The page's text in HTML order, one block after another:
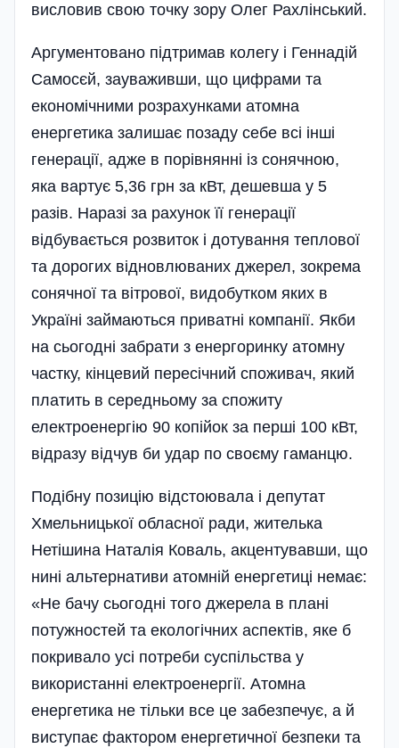
висловив свою точку зору Олег Рахлін­ський.
Аргументовано підтримав колегу і Геннадій
Самосєй, зауваживши, що цифрами та
економічними розрахунками атомна
енергетика залишає позаду себе всі інші
генерації, адже в порівнянні із сонячною,
яка вартує 5,36 грн за кВт, дешевша у 5
разів. Наразі за рахунок її генерації
відбувається розвиток і дотування теплової
та дорогих відновлюваних джерел, зокрема
сонячної та вітрової, видобутком яких в
Україні займаються приватні компанії. Якби
на сьогодні забрати з енергоринку атомну
частку, кінцевий пересічний споживач, який
платить в середньому за спожиту
електроенергію 90 копі­йок за перші 100 кВт,
відразу відчув би удар по своєму гаманцю.
Подібну позицію відстоювала і депутат
Хмельницької обласної ради, жителька
Нетішина Наталія Коваль, акцентувавши, що
нині альтернативи атомній енергетиці немає:
«Не бачу сьогодні того джерела в плані
потужностей та екологічних аспектів, яке б
покривало усі потреби суспільства у
використанні електроенергії. Атомна
енергетика не тільки все це забезпечує, а й
виступає фактором енергетичної безпеки та